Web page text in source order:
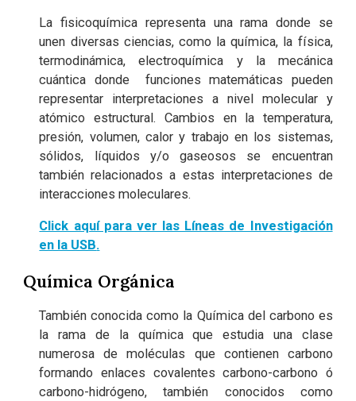
La fisicoquímica representa una rama donde se
unen diversas ciencias, como la química, la física,
termodinámica, electroquímica y la mecánica
cuántica donde funciones matemáticas pueden
representar interpretaciones a nivel molecular y
atómico estructural. Cambios en la temperatura,
presión, volumen, calor y trabajo en los sistemas,
sólidos, líquidos y/o gaseosos se encuentran
también relacionados a estas interpretaciones de
interacciones moleculares.
Click aquí para ver las Líneas de Investigación
en la USB.
Química Orgánica
También conocida como la Química del carbono es
la rama de la química que estudia una clase
numerosa de moléculas que contienen carbono
formando enlaces covalentes carbono-carbono ó
carbono-hidrógeno, también conocidos como